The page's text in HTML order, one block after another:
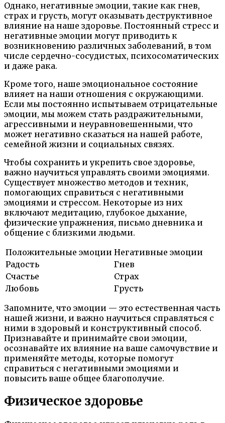
Однако, негативные эмоции, такие как гнев,
страх и грусть, могут оказывать деструктивное
влияние на наше здоровье. Постоянный стресс и
негативные эмоции могут приводить к
возникновению различных заболеваний, в том
числе сердечно-сосудистых, психосоматических
и даже рака.
Кроме того, наше эмоциональное состояние
влияет на наши отношения с окружающими.
Если мы постоянно испытываем отрицательные
эмоции, мы можем стать раздражительными,
агрессивными и неуравновешенными, что
может негативно сказаться на нашей работе,
семейной жизни и социальных связях.
Чтобы сохранить и укрепить свое здоровье,
важно научиться управлять своими эмоциями.
Существует множество методов и техник,
помогающих справиться с негативными
эмоциями и стрессом. Некоторые из них
включают медитацию, глубокое дыхание,
физические упражнения, письмо дневника и
общение с близкими людьми.
Положительные эмоции Негативные эмоции
Радость
Гнев
Счастье
Страх
Любовь
Грусть
Запомните, что эмоции — это естественная часть
нашей жизни, и важно научиться справляться с
ними в здоровый и конструктивный способ.
Признавайте и принимайте свои эмоции,
осознавайте их влияние на ваше самочувствие и
применяйте методы, которые помогут
справиться с негативными эмоциями и
повысить ваше общее благополучие.
Физическое здоровье